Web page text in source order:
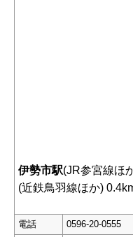
伊勢市駅(JR参宮線ほ
(近鉄鳥羽線ほか)
電話
0596-20-0555